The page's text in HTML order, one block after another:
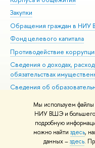
Мы используем файлы
НИУ ВШЭ и большего
подробную
можно найти здесь,
данных –здесь.
Закупки
Обращения граждан в НИУ
Фонд целевого капитала
Противодействие
Сведения о доходах,
обязательствах
Сведения об
Людям с ограниченными
Единая платежная страница
Работа в Вышке